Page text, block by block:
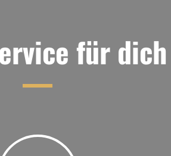
für dich